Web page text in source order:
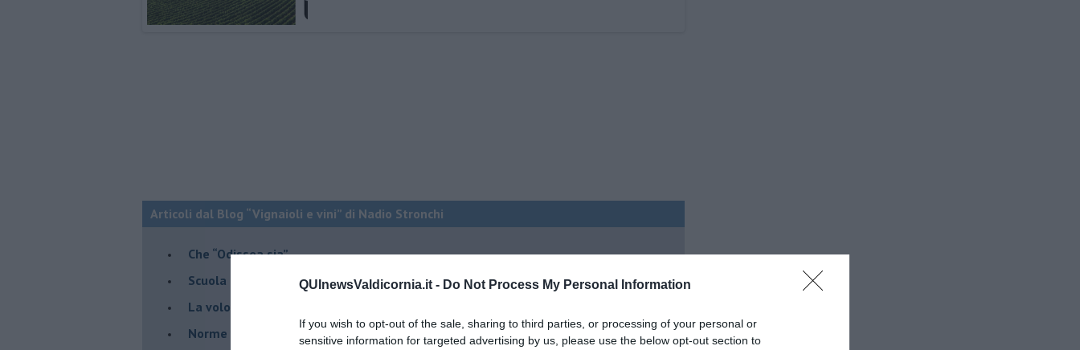
QUInewsValdicornia.it - Do Not Process My Personal Information
If you wish to opt-out of the sale, sharing to third parties, or processing of your personal or
sensitive information for targeted advertising by us, please use the below opt-out section to
Articoli dal Blog “Vignaioli e vini” di Nadio Stronchi
​Che “Odissea sia”
Scuola di vita e creatività
​La volontà di essere “primi”
Norme viticole e enologiche che miglioreranno la qualità